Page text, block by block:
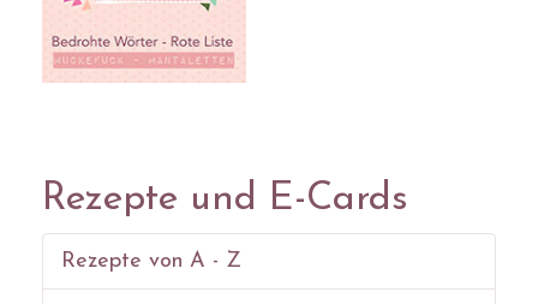
Rezepte und E-Cards
Rezepte von A - Z